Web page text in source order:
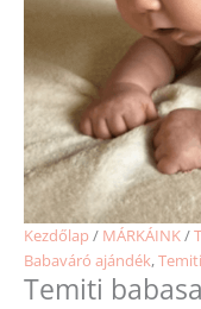
Kezdőlap / MÁRKÁINK/
Babaváró ajándék,Temiti
Temiti